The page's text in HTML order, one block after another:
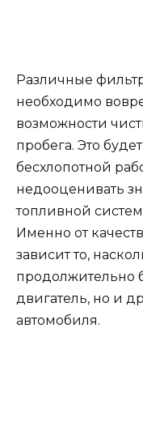
Различные
необходимо
возможности
пробега. Это
бесхлопотной
недооценивать
топливной
Именно от
зависит то,
продолжительно
двигатель, но и
автомобиля.